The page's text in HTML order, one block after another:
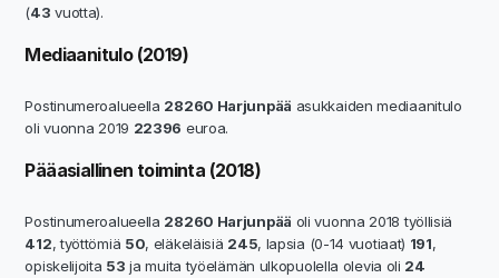
(43 vuotta).
Mediaanitulo (2019)
Postinumeroalueella 28260 Harjunpää asukkaiden mediaanitulo
oli vuonna 2019 22396 euroa.
Pääasiallinen toiminta (2018)
Postinumeroalueella 28260 Harjunpää oli vuonna 2018 työllisiä
412, työttömiä 50, eläkeläisiä 245, lapsia (0-14 vuotiaat) 191,
opiskelijoita 53 ja muita työelämän ulkopuolella olevia oli 24